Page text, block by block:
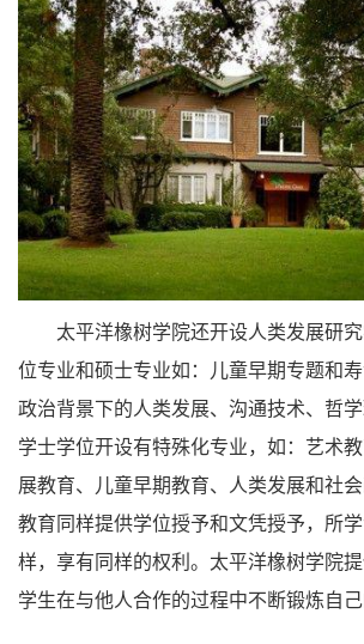
太平洋橡树学院还开设人类发展研究
位专业和硕士专业如：儿童早期专题和
政治背景下的人类发展、沟通技术、哲
学士学位开设有特殊化专业，如：艺术
展教育、儿童早期教育、人类发展和社
教育同样提供学位授予和文凭授予，所
样，享有同样的权利。太平洋橡树学院
学生在与他人合作的过程中不断锻炼自己